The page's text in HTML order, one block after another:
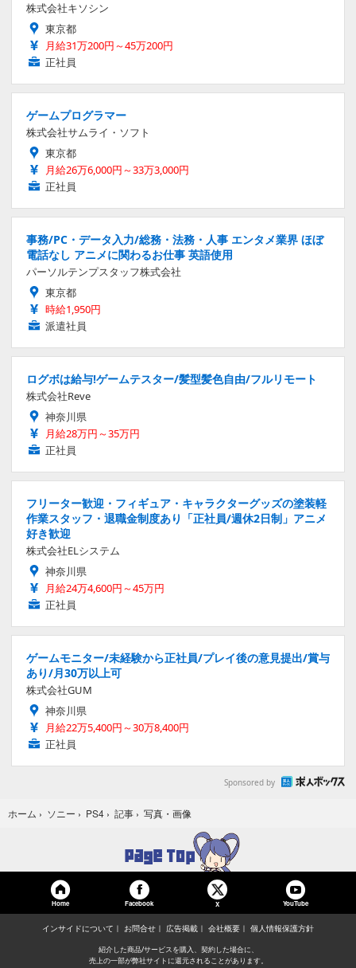
株式会社キソシン
東京都
月給31万200円～45万200円
正社員
ゲームプログラマー
株式会社サムライ・ソフト
東京都
月給26万6,000円～33万3,000円
正社員
事務/PC・データ入力/総務・法務・人事 エンタメ業界 ほぼ
電話なし アニメに関わるお仕事 英語使用
パーソルテンプスタッフ株式会社
東京都
時給1,950円
派遣社員
ログボは給与!ゲームテスター/髪型髪色自由/フルリモート
株式会社Reve
神奈川県
月給28万円～35万円
正社員
フリーター歓迎・フィギュア・キャラクターグッズの塗装軽
作業スタッフ・退職金制度あり「正社員/週休2日制」アニメ
好き歓迎
株式会社ELシステム
神奈川県
月給24万4,600円～45万円
正社員
ゲームモニター/未経験から正社員/プレイ後の意見提出/賞与
あり/月30万以上可
株式会社GUM
神奈川県
月給22万5,400円～30万8,400円
正社員
Sponsored by
ホーム › ソニー › PS4 › 記事 › 写真・画像
Home Facebook X YouTube
インサイドについて お問合せ 広告掲載 会社概要 個人情報保護方針
紹介した商品/サービスを購入、契約した場合に、
売上の一部が弊社サイトに還元されることがあります。